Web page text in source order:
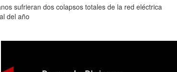
sufrieran dos colapsos totales de la red eléctrica
del año